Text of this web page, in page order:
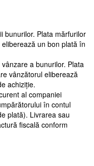
bunurilor. Plata mărfurilor
un bon plată în
a bunurilor. Plata
vânzătorul eliberează
achiziție.
al companiei
în contul
plată). Livrarea sau
fiscală conform